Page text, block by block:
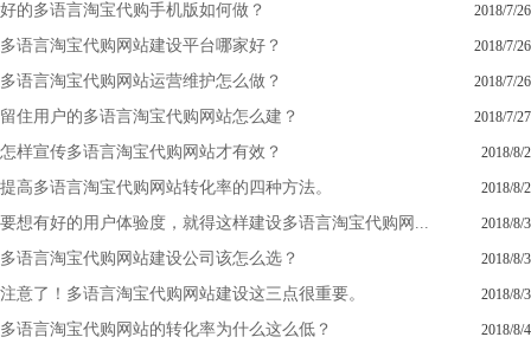
好的多语言淘宝代购手机版如何做？ 2018/7/26
多语言淘宝代购网站建设平台哪家好？ 2018/7/26
多语言淘宝代购网站运营维护怎么做？ 2018/7/26
留住用户的多语言淘宝代购网站怎么建？ 2018/7/27
怎样宣传多语言淘宝代购网站才有效？ 2018/8/2
提高多语言淘宝代购网站转化率的四种方法。 2018/8/2
要想有好的用户体验度，就得这样建设多语言淘宝代购网... 2018/8/3
多语言淘宝代购网站建设公司该怎么选？ 2018/8/3
注意了！多语言淘宝代购网站建设这三点很重要。 2018/8/3
多语言淘宝代购网站的转化率为什么这么低？ 2018/8/4